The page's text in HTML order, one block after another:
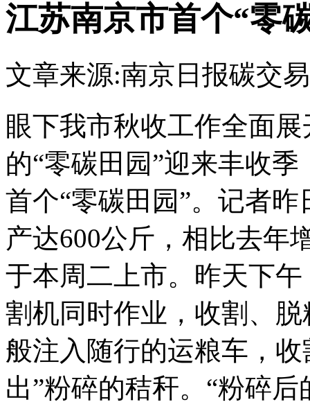
江苏南京市首个“零
文章来源:南京日报碳交
眼下我市秋收工作全面
的“零碳田园”迎来丰收
首个“零碳田园”。记者
产达600公斤，相比去年
于本周二上市。昨天下
割机同时作业，收割、
般注入随行的运粮车，
出”粉碎的秸秆。“粉碎